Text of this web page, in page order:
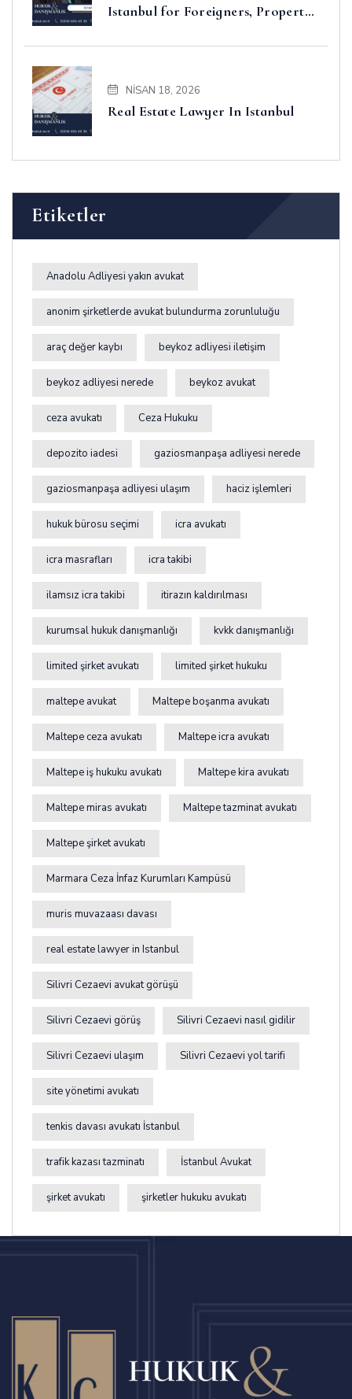
Istanbul for Foreigners, Property,
NISAN 18, 2026
Real Estate Lawyer In Istanbul
Etiketler
Anadolu Adliyesi yakın avukat
anonim şirketlerde avukat bulundurma zorunluluğu
araç değer kaybı beykoz adliyesi iletişim
beykoz adliyesi nerede beykoz avukat
ceza avukatı Ceza Hukuku
depozito iadesi gaziosmanpaşa adliyesi nerede
gaziosmanpaşa adliyesi ulaşım haciz işlemleri
hukuk bürosu seçimi icra avukatı
icra masrafları icra takibi
ilamsız icra takibi itirazın kaldırılması
kurumsal hukuk danışmanlığı kvkk danışmanlığı
limited şirket avukatı limited şirket hukuku
maltepe avukat Maltepe boşanma avukatı
Maltepe ceza avukatı Maltepe icra avukatı
Maltepe iş hukuku avukatı Maltepe kira avukatı
Maltepe miras avukatı Maltepe tazminat avukatı
Maltepe şirket avukatı
Marmara Ceza İnfaz Kurumları Kampüsü
muris muvazaası davası
real estate lawyer in Istanbul
Silivri Cezaevi avukat görüşü
Silivri Cezaevi görüş Silivri Cezaevi nasıl gidilir
Silivri Cezaevi ulaşım Silivri Cezaevi yol tarifi
site yönetimi avukatı
tenkis davası avukatı İstanbul
trafik kazası tazminatı İstanbul Avukat
şirket avukatı şirketler hukuku avukatı